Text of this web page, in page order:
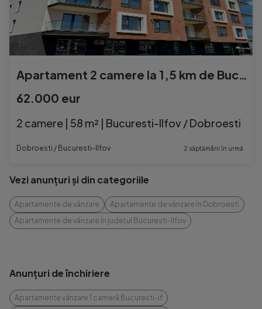
Apartament 2 camere la 1,5 km de Bucuresti.
62.000 eur
2 camere | 58 m² | Bucuresti-Ilfov / Dobroesti
Dobroesti / Bucuresti-Ilfov 2 săptămâni în urmă
Vezi anunțuri și din categoriile
Apartamente de vânzare
Apartamente de vânzare în Dobroesti
Apartamente de vânzare în județul Bucuresti-Ilfov
Anunțuri de închiriere
Apartamente vânzare 1 cameră Bucuresti-if